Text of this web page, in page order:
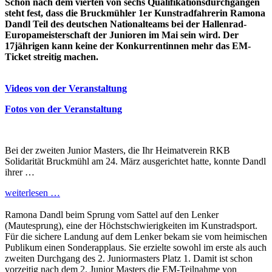
steht fest, dass die Bruckmühler 1er Kunstradfahrerin Ramona
Dandl Teil des deutschen Nationalteams bei der Hallenrad-
Europameisterschaft der Junioren im Mai sein wird. Der
17jährigen kann keine der Konkurrentinnen mehr das EM-
Ticket streitig machen.
Videos von der Veranstaltung
Fotos von der Veranstaltung
Bei der zweiten Junior Masters, die Ihr Heimatverein RKB
Solidarität Bruckmühl am 24. März ausgerichtet hatte, konnte Dandl
ihrer …
weiterlesen …
Ramona Dandl beim Sprung vom Sattel auf den Lenker
(Mautesprung), eine der Höchstschwierigkeiten im Kunstradsport.
Für die sichere Landung auf dem Lenker bekam sie vom heimischen
Publikum einen Sonderapplaus. Sie erzielte sowohl im erste als auch
zweiten Durchgang des 2. Juniormasters Platz 1. Damit ist schon
vorzeitig nach dem 2. Junior Masters die EM-Teilnahme von